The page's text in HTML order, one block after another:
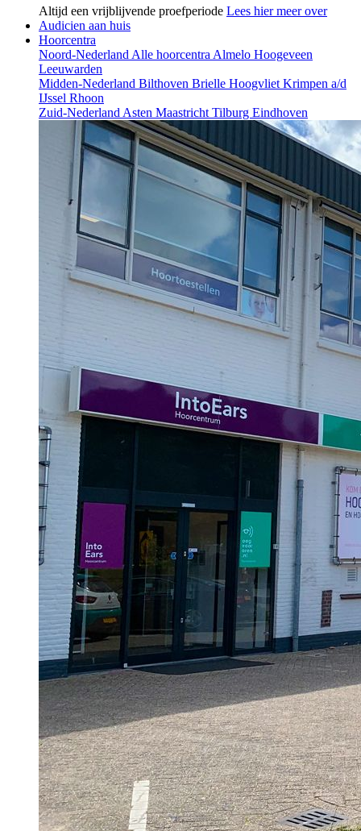
Altijd een vrijblijvende proefperiode Lees hier meer over
Audicien aan huis
Hoorcentra
Noord-NederlandAlle hoorcentraAlmelo Hoogeveen
Leeuwarden
Midden-Nederland Bilthoven Brielle HoogvlietKrimpen a/d
IJssel Rhoon
Zuid-NederlandAsten MaastrichtTilburg Eindhoven